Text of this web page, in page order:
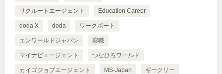
リクルートエージェント Education Career
doda X doda ワークポート
エンワールドジャパン 彩職
マイナビエージェント つなひろワールド
カイゴジョブエージェント MS-Japan ギークリー